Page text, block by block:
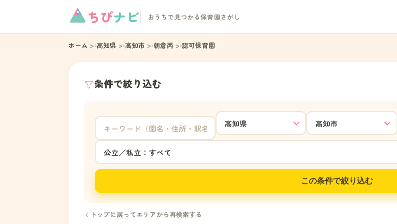
ちびナビ おうちで見つかる保育園さがし
ホーム 高知県 高知市 朝倉丙 認可保育園
条件で絞り込む
この条件で絞り込む
トップに戻ってエリアから再検索する